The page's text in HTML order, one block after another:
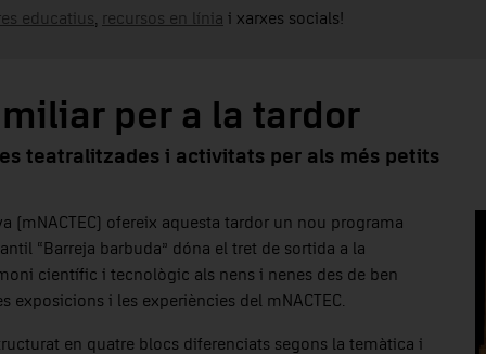
educatius
recursos en línia i xarxes socials!
per a la tardor
teatralitzades i activitats per als més petits
(mNACTEC) ofereix aquesta tardor un nou programa
“Barreja barbuda” dóna el tret de sortida a la
científic i tecnològic als nens i nenes des de ben
i les experiències del mNACTEC.
en quatre blocs diferenciats segons la temàtica i